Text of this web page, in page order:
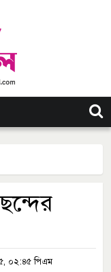
০২:৪৫ পিএম